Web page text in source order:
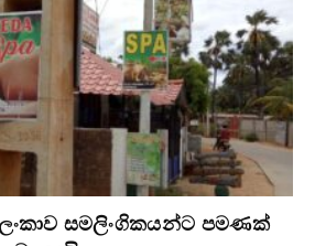
සමලිංගිකයන්ට පමණක්